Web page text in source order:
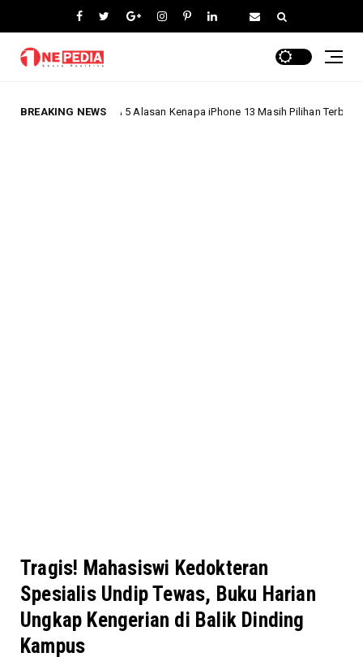
BREAKING NEWS
16, Ini 5 Alasan Kenapa iPhone 13 Masih Pilihan Terbaik di 2024!
Tragis! Mahasiswi Kedokteran
Spesialis Undip Tewas, Buku Harian
Ungkap Kengerian di Balik Dinding
Kampus